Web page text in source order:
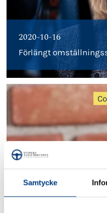
Samtycke
2020-10-16
Förlängt